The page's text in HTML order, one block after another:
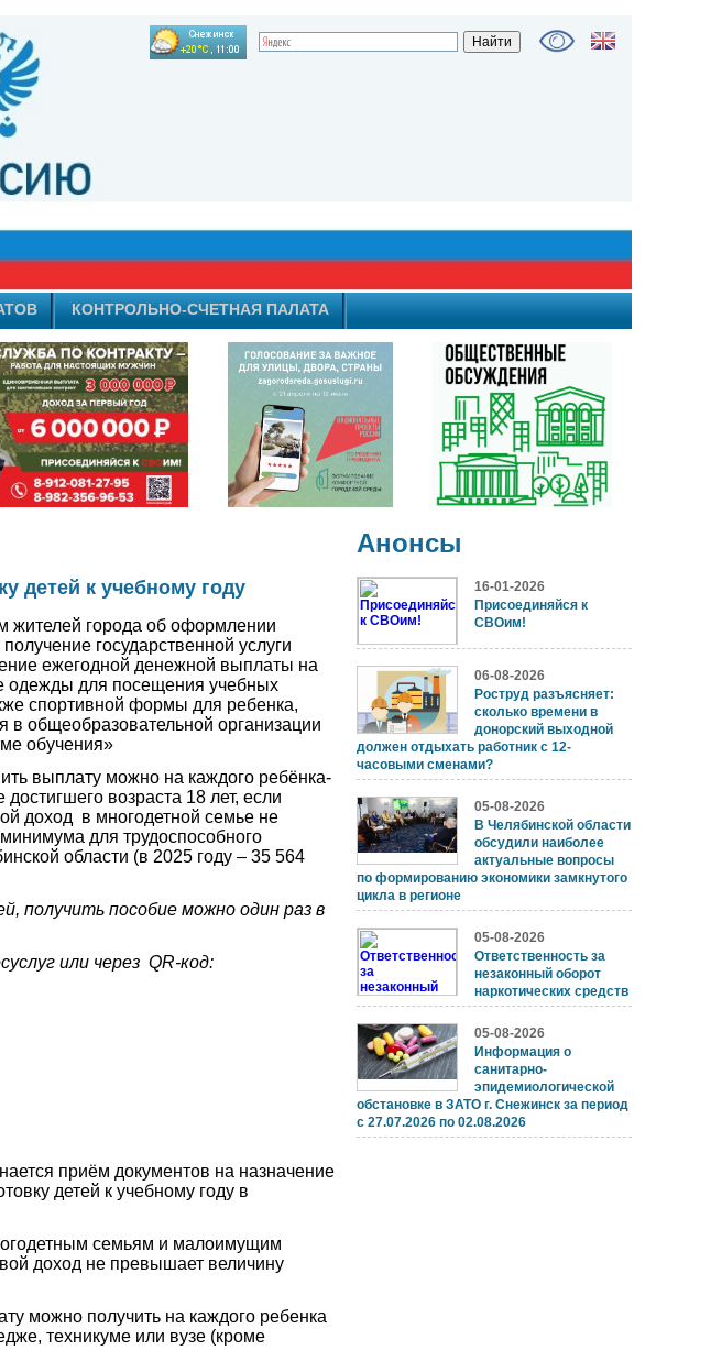
КОНТРОЛЬНО-СЧЕТНАЯ ПАЛАТА
детей к учебному году
жителей города об оформлении
государственной услуги
ежегодной денежной выплаты на
одежды для посещения учебных
спортивной формы для ребенка,
в общеобразовательной организации
обучения»
можно на каждого ребёнка-
достигшего возраста 18 лет, если
доход в многодетной семье не
для трудоспособного
области (в 2025 году – 35 564
пособие можно один раз в
или через QR-код:
приём документов на назначение
детей к учебному году в
семьям и малоимущим
доход не превышает величину
получить на каждого ребенка
техникуме или вузе (кроме
Анонсы
16-01-2026
Присоединяйся к
СВОим!
06-08-2026
Роструд разъясняет:
сколько времени в
донорский выходной
должен отдыхать работник с 12-
часовыми сменами?
05-08-2026
В Челябинской области
обсудили наиболее
актуальные вопросы
по формированию экономики замкнутого
цикла в регионе
05-08-2026
Ответственность за
незаконный оборот
наркотических средств
05-08-2026
Информация о
санитарно-
эпидемиологической
обстановке в ЗАТО г. Снежинск за период
с 27.07.2026 по 02.08.2026